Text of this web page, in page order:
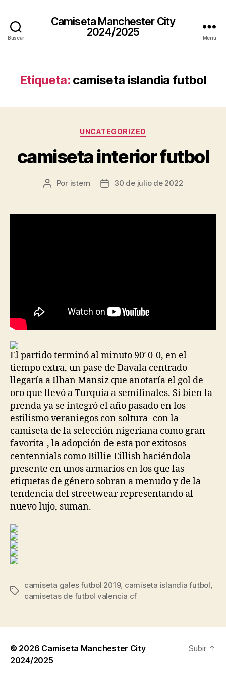
Buscar
Camiseta Manchester City
2024/2025
Menú
Etiqueta: camiseta islandia futbol
Categorías
UNCATEGORIZED
camiseta interior futbol
Autor
entrada
Por istern
Fecha
entrada
30 de julio de 2022
El partido terminó al minuto 90′ 0-0, en el
tiempo extra, un pase de Davala centrado
llegaría a Ilhan Mansiz que anotaría el gol de
oro que llevó a Turquía a semifinales. Si bien la
prenda ya se integró el año pasado en los
estilismo veraniegos con soltura -con la
camiseta de la selección nigeriana como gran
favorita-, la adopción de esta por exitosos
centennials como Billie Eillish haciéndola
presente en unos armarios en los que las
etiquetas de género sobran a menudo y de la
tendencia del streetwear representando al
nuevo lujo, suman.
Etiquetas
camiseta gales futbol 2019, camiseta islandia futbol,
camisetas de futbol valencia cf
© 2026 Camiseta Manchester City
2024/2025
Subir ↑